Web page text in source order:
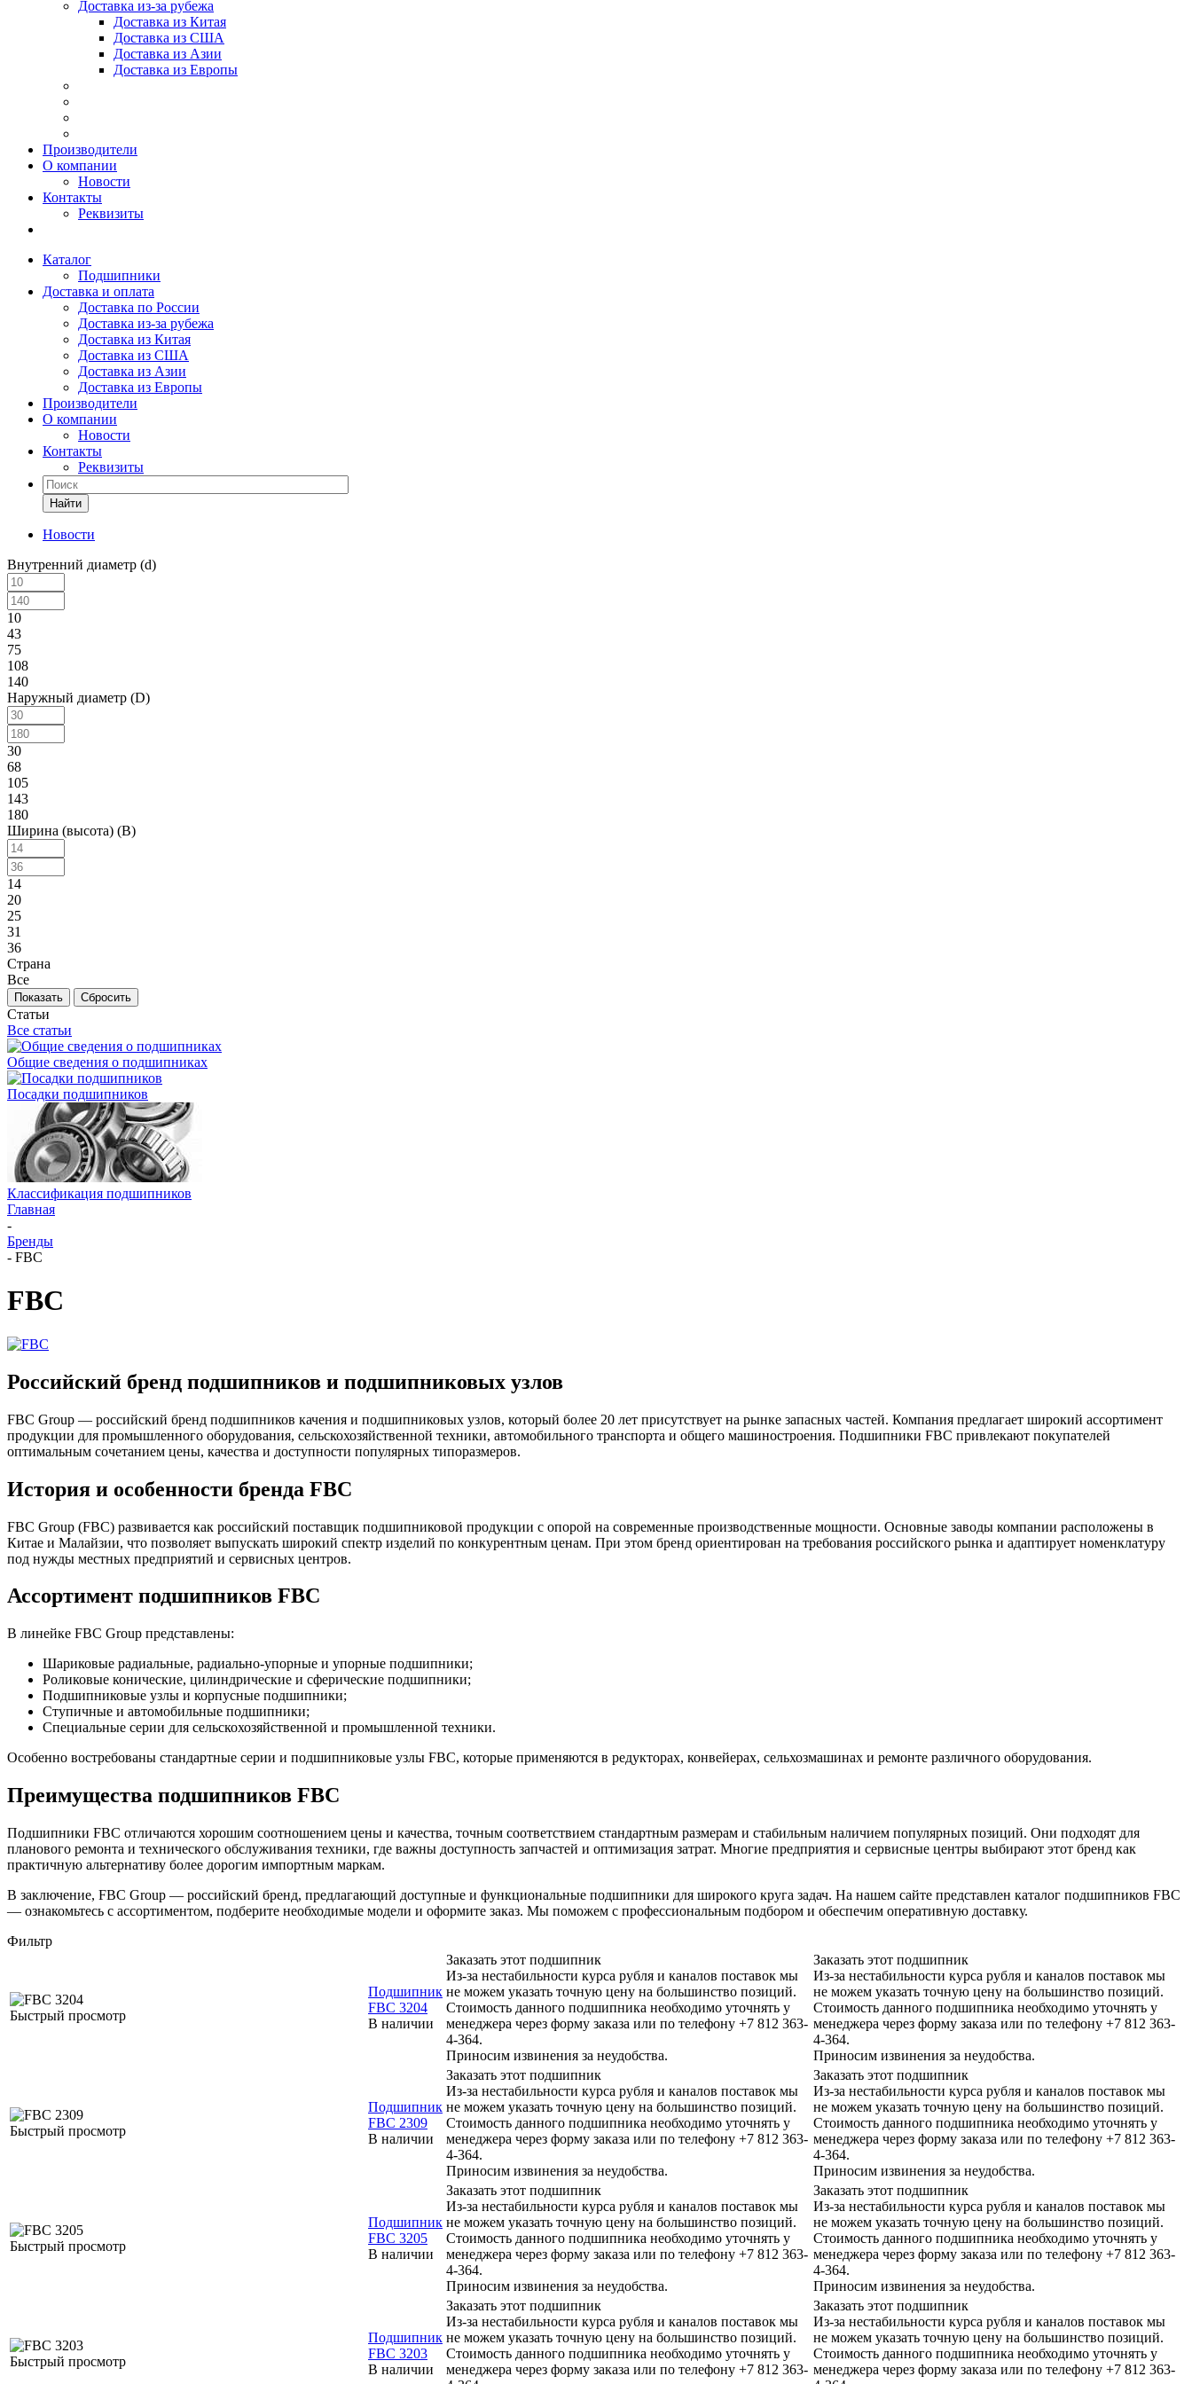
Доставка из-за рубежа
Доставка из Китая
Доставка из США
Доставка из Азии
Доставка из Европы
Производители
О компании
Новости
Контакты
Реквизиты
Каталог
Подшипники
Доставка и оплата
Доставка по России
Доставка из-за рубежа
Доставка из Китая
Доставка из США
Доставка из Азии
Доставка из Европы
Производители
О компании
Новости
Контакты
Реквизиты
Найти
Новости
Внутренний диаметр (d)
10
43
75
108
140
Наружный диаметр (D)
30
68
105
143
180
Ширина (высота) (B)
14
20
25
31
36
Страна
Все
Сбросить
Статьи
Все статьи
Общие сведения о подшипниках
Посадки подшипников
Классификация подшипников
Главная
-
Бренды
- FBC
FBC
Российский бренд подшипников и подшипниковых узлов
FBC Group — российский бренд подшипников качения и подшипниковых узлов, который более 20 лет присутствует на рынке запасных частей. Компания предлагает широкий ассортимент
продукции для промышленного оборудования, сельскохозяйственной техники, автомобильного транспорта и общего машиностроения. Подшипники FBC привлекают покупателей
оптимальным сочетанием цены, качества и доступности популярных типоразмеров.
История и особенности бренда FBC
FBC Group (FBC) развивается как российский поставщик подшипниковой продукции с опорой на современные производственные мощности. Основные заводы компании расположены в
Китае и Малайзии, что позволяет выпускать широкий спектр изделий по конкурентным ценам. При этом бренд ориентирован на требования российского рынка и адаптирует номенклатуру
под нужды местных предприятий и сервисных центров.
Ассортимент подшипников FBC
В линейке FBC Group представлены:
Шариковые радиальные, радиально-упорные и упорные подшипники;
Роликовые конические, цилиндрические и сферические подшипники;
Подшипниковые узлы и корпусные подшипники;
Ступичные и автомобильные подшипники;
Специальные серии для сельскохозяйственной и промышленной техники.
Особенно востребованы стандартные серии и подшипниковые узлы FBC, которые применяются в редукторах, конвейерах, сельхозмашинах и ремонте различного оборудования.
Преимущества подшипников FBC
Подшипники FBC отличаются хорошим соотношением цены и качества, точным соответствием стандартным размерам и стабильным наличием популярных позиций. Они подходят для
планового ремонта и технического обслуживания техники, где важны доступность запчастей и оптимизация затрат. Многие предприятия и сервисные центры выбирают этот бренд как
практичную альтернативу более дорогим импортным маркам.
В заключение, FBC Group — российский бренд, предлагающий доступные и функциональные подшипники для широкого круга задач. На нашем сайте представлен каталог подшипников FBC
— ознакомьтесь с ассортиментом, подберите необходимые модели и оформите заказ. Мы поможем с профессиональным подбором и обеспечим оперативную доставку.
Фильтр
Быстрый просмотр
Подшипник
FBC 3204
В наличии
Заказать этот подшипник
Из-за нестабильности курса рубля и каналов поставок мы
не можем указать точную цену на большинство позиций.
Стоимость данного подшипника необходимо уточнять у
менеджера через форму заказа или по телефону +7 812 363-
4-364.
Приносим извинения за неудобства.
Заказать этот подшипник
Из-за нестабильности курса рубля и каналов поставок мы
не можем указать точную цену на большинство позиций.
Стоимость данного подшипника необходимо уточнять у
менеджера через форму заказа или по телефону +7 812 363-
4-364.
Приносим извинения за неудобства.
Быстрый просмотр
Подшипник
FBC 2309
В наличии
Заказать этот подшипник
Из-за нестабильности курса рубля и каналов поставок мы
не можем указать точную цену на большинство позиций.
Стоимость данного подшипника необходимо уточнять у
менеджера через форму заказа или по телефону +7 812 363-
4-364.
Приносим извинения за неудобства.
Заказать этот подшипник
Из-за нестабильности курса рубля и каналов поставок мы
не можем указать точную цену на большинство позиций.
Стоимость данного подшипника необходимо уточнять у
менеджера через форму заказа или по телефону +7 812 363-
4-364.
Приносим извинения за неудобства.
Быстрый просмотр
Подшипник
FBC 3205
В наличии
Заказать этот подшипник
Из-за нестабильности курса рубля и каналов поставок мы
не можем указать точную цену на большинство позиций.
Стоимость данного подшипника необходимо уточнять у
менеджера через форму заказа или по телефону +7 812 363-
4-364.
Приносим извинения за неудобства.
Заказать этот подшипник
Из-за нестабильности курса рубля и каналов поставок мы
не можем указать точную цену на большинство позиций.
Стоимость данного подшипника необходимо уточнять у
менеджера через форму заказа или по телефону +7 812 363-
4-364.
Приносим извинения за неудобства.
Быстрый просмотр
Подшипник
FBC 3203
В наличии
Заказать этот подшипник
Из-за нестабильности курса рубля и каналов поставок мы
не можем указать точную цену на большинство позиций.
Стоимость данного подшипника необходимо уточнять у
менеджера через форму заказа или по телефону +7 812 363-
Заказать этот подшипник
Из-за нестабильности курса рубля и каналов поставок мы
не можем указать точную цену на большинство позиций.
Стоимость данного подшипника необходимо уточнять у
менеджера через форму заказа или по телефону +7 812 363-